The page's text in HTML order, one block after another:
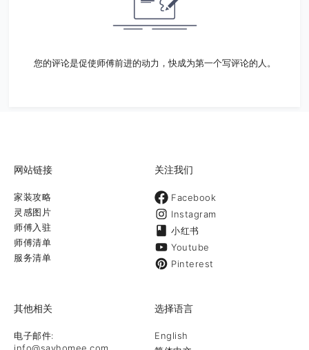
您的评论是促使师傅前进的动力，快成为第一个写评论的人。
网站链接
家装攻略
灵感图片
师傅入驻
师傅清单
服务清单
关注我们
Facebook
Instagram
小红书
Youtube
Pinterest
其他相关
电子邮件:
选择语言
English